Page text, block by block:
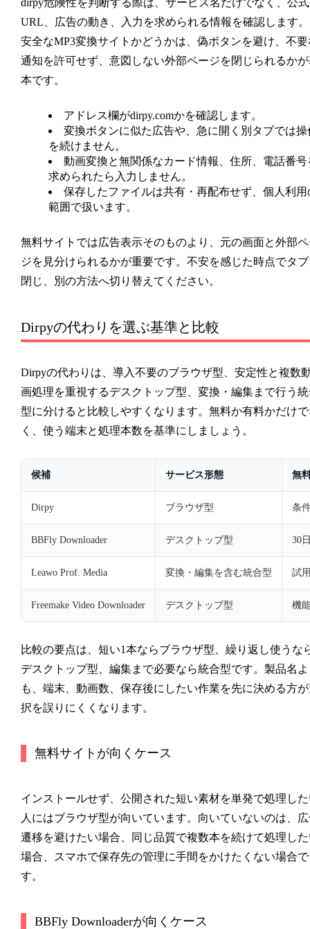
URL、広告の動き、入力を求められる情報を確認します。
安全なMP3変換サイトかどうかは、偽ボタンを避け、不要
通知を許可せず、意図しない外部ページを閉じられるか
本です。
アドレス欄がdirpy.comかを確認します。
変換ボタンに似た広告や、急に開く別タブでは操
を続けません。
動画変換と無関係なカード情報、住所、電話番号
求められたら入力しません。
保存したファイルは共有・再配布せず、個人利用
範囲で扱います。
無料サイトでは広告表示そのものより、元の画面と外部
ジを見分けられるかが重要です。不安を感じた時点でタ
閉じ、別の方法へ切り替えてください。
Dirpyの代わりを選ぶ基準と比較
Dirpyの代わりは、導入不要のブラウザ型、安定性と複数
画処理を重視するデスクトップ型、変換・編集まで行う
型に分けると比較しやすくなります。無料か有料かだけ
く、使う端末と処理本数を基準にしましょう。
候補 サービス形態 無
Dirpy ブラウザ型 条
BBFly Downloader デスクトップ型 30
Leawo Prof. Media 変換・編集を含む統合型 試
Freemake Video Downloader デスクトップ型 機
比較の要点は、短い1本ならブラウザ型、繰り返し使うな
デスクトップ型、編集まで必要なら統合型です。製品名
も、端末、動画数、保存後にしたい作業を先に決める方
択を誤りにくくなります。
無料サイトが向くケース
インストールせず、公開された短い素材を単発で処理し
人にはブラウザ型が向いています。向いていないのは、
遷移を避けたい場合、同じ品質で複数本を続けて処理し
場合、スマホで保存先の管理に手間をかけたくない場合で
す。
BBFly Downloaderが向くケース